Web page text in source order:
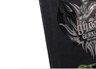
0點評
HK$877.79